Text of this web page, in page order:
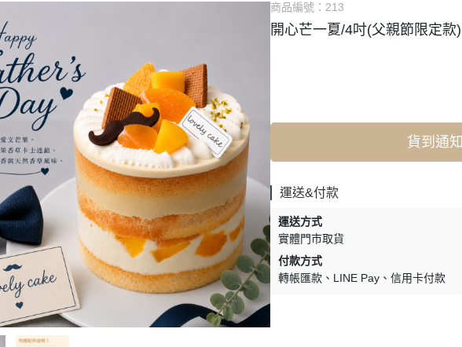
商品編號： 213
開心芒一夏/4吋(父親節限定款)
貨到通知
運送&付款
運送方式
實體門市取貨
付款方式
轉帳匯款
LINE Pay 信用卡付款